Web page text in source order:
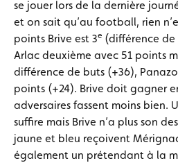
se jouer lors de la dernière
et on sait qu’au football, rien
points Brive est 3e (différence
Arlac deuxième avec 51 points
différence de buts (+36),
points (+24). Brive doit gagner
adversaires fassent moins bien.
suffire mais Brive n’a plus son
jaune et bleu reçoivent
également un prétendant à la